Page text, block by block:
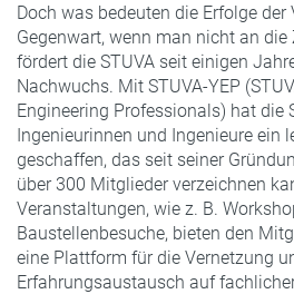
Doch was bedeuten die Erfolge
Gegenwart, wenn man nicht an
fördert die STUVA seit einigen
Nachwuchs. Mit STUVA-YEP
Engineering Professionals) hat die
Ingenieurinnen und Ingenieure ein
geschaffen, das seit seiner
über 300 Mitglieder verzeichnen
Veranstaltungen, wie z. B.
Baustellenbesuche, bieten den
eine Plattform für die Vernetzung
Erfahrungsaustausch auf